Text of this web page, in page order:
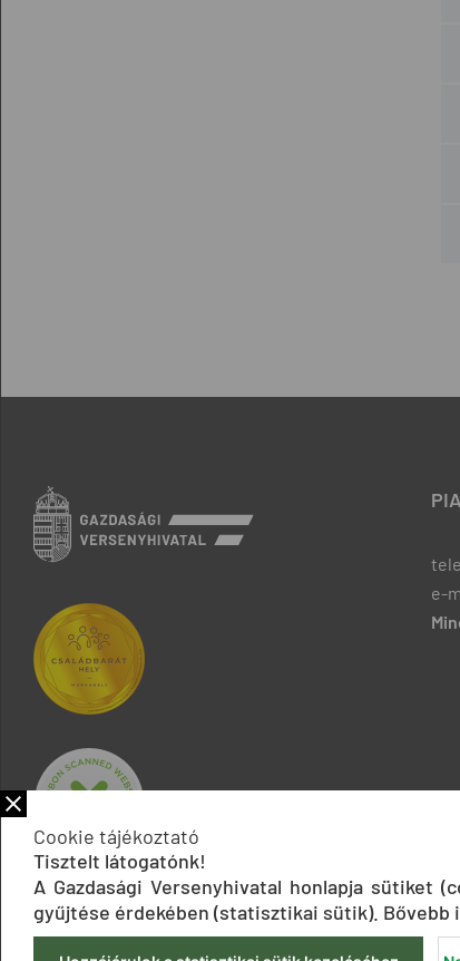
e-
Cookie tájékoztató
Tisztelt látogatónk!
A Gazdasági Versenyhivatal honlapja sütiket
gyűjtése érdekében (statisztikai sütik). Bővebb